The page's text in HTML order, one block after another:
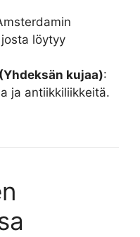
löytyy
kujaa):
ja antiikkiliikkeitä.